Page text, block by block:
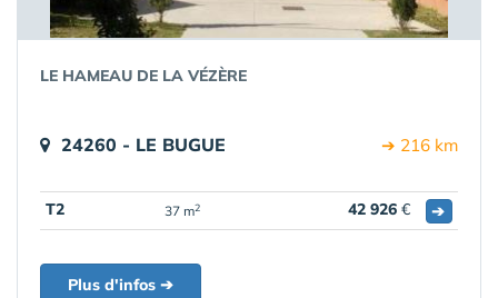
LE HAMEAU DE LA VÉZÈRE
24260 - LE BUGUE ➔ 216 km
T2 37 m2 42 926 € ➔
Plus d'infos ➔